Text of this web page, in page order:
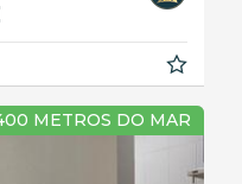
METROS DO MAR